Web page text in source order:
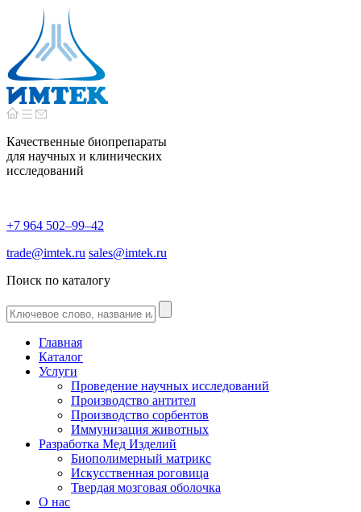
Качественные биопрепараты
для научных и клинических
исследований
+7 964 502–99–42
trade@imtek.ru sales@imtek.ru
Поиск по каталогу
Главная
Каталог
Услуги
Проведение научных исследований
Производство антител
Производство сорбентов
Иммунизация животных
Разработка Мед Изделий
Биополимерный матрикс
Искусственная роговица
Твердая мозговая оболочка
О нас